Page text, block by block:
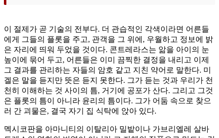
이 절제가 곧 기술의 전부다. 더 관습적인 각색이라면 어른들
에게 그들의 플롯을 주고, 관객을 그 위에, 우월하고 정보에 밝
은 자리에 띄워 두었을 것이다. 콘트레라스는 앎을 아이의 눈
높이에 묶어 두고, 어른들은 이미 끔찍한 결정을 내리고 이제
그 결과를 관리하는 자들의 암호 같고 지친 약어로 말한다. 미
겔은 말을 듣지만 뜻은 듣지 못한다. 그가 듣는 것과 우리가 천
천히 이해하는 것 사이의 틈, 거기에 공포가 산다. 그리고 그것
은 플롯의 틈이 아니라 윤리의 틈이다. 그가 어둠 속으로 찾으
러 간 괴물은, 결국 자기 집 식탁에 앉아 있다.
멕시코판을 아마니티의 이탈리아 밀밭이나 가브리엘레 살바